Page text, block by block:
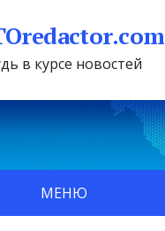
в курсе новостей
МЕНЮ